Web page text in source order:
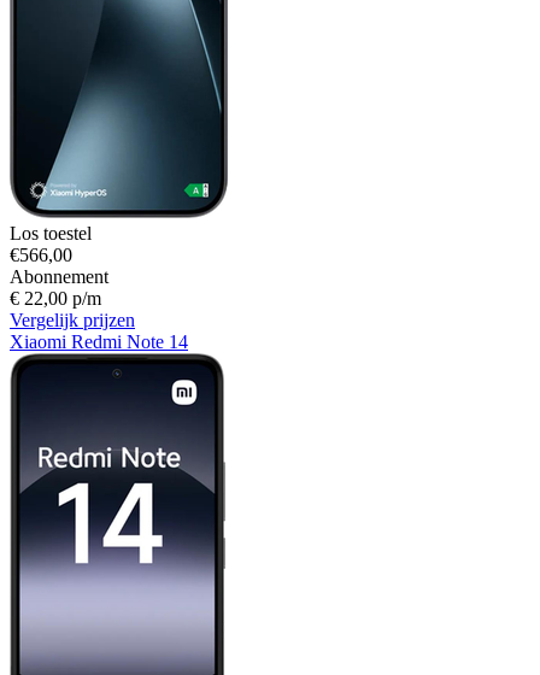
Los toestel
€566,00
Abonnement
€ 22,00 p/m
Vergelijk prijzen
Xiaomi Redmi Note 14